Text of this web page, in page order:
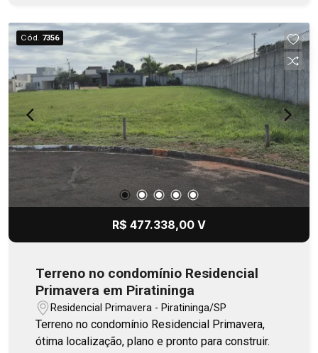
Cód. 7356
R$ 477.338,00 V
Terreno no condomínio Residencial
Primavera em Piratininga
Residencial Primavera - Piratininga/SP
Terreno no condomínio Residencial Primavera,
ótima localização, plano e pronto para construir.